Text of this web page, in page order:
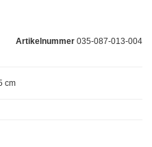
Artikelnummer 035-087-013-004
cm